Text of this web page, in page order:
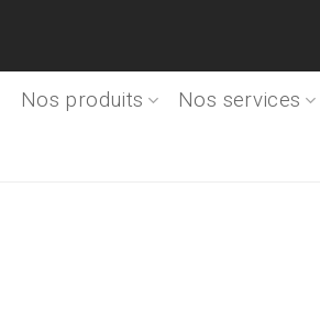
Nos produits Nos services